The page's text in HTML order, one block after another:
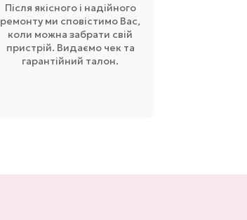
Після якісного і надійного
ремонту ми сповістимо Вас,
коли можна забрати свій
пристрій. Видаємо чек та
гарантійний талон.